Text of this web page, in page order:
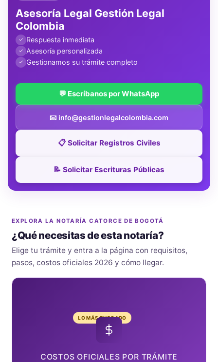
Asesoría Legal Gestión Legal
Colombia
✓ Respuesta inmediata
✓ Asesoría personalizada
✓ Gestionamos su trámite completo
💬 Escríbanos por WhatsApp
📧 info@gestionlegalcolombia.com
📋 Solicitar Registros Civiles
📝 Solicitar Escrituras Públicas
EXPLORA LA NOTARÍA CATORCE DE BOGOTÁ
¿Qué necesitas de esta notaría?
Elige tu trámite y entra a la página con requisitos,
pasos, costos oficiales 2026 y cómo llegar.
LO MÁS BUSCADO
COSTOS OFICIALES POR TRÁMITE